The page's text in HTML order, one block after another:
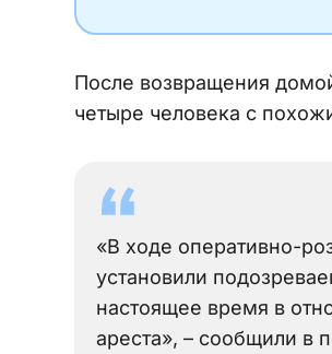
После возвращения
четыре человека с
«В ходе оперативно-
установили
настоящее время в
ареста», – сообщили в